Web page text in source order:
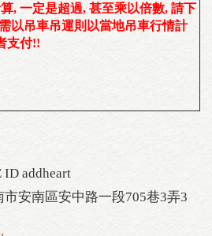
, 一定是超過, 甚至乘以倍數, 請下
以吊車吊運則以當地吊車行情計
支付!!
ID addheart
安南區安中路一段705巷3弄3